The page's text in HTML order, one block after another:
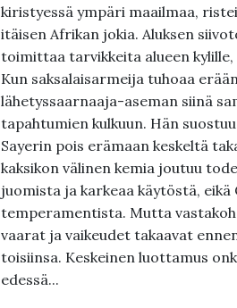
kiristyessä ympäri maailmaa,
itäisen Afrikan jokia. Aluksen
toimittaa tarvikkeita alueen
Kun saksalaisarmeija tuhoaa
lähetyssaarnaaja-aseman siinä
tapahtumien kulkuun. Hän
Sayerin pois erämaan keskeltä
kaksikon välinen kemia joutuu
juomista ja karkeaa käytöstä,
temperamentista. Mutta
vaarat ja vaikeudet takaavat
toisiinsa. Keskeinen luottamus
edessä...